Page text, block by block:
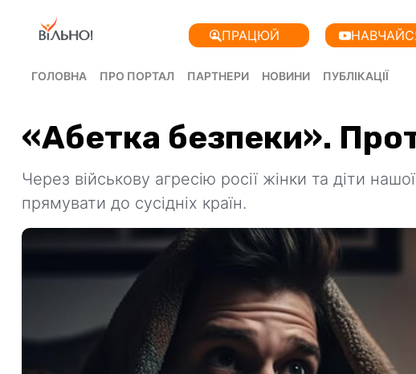
ПРАЦЮЙ
ГОЛОВНА ПРО ПОРТАЛ ПАРТНЕРИ НОВИНИ ПУБЛІКАЦІЇ
«Абетка безпеки».
Через військову агресію росії жінки та діти
прямувати до сусідніх країн.